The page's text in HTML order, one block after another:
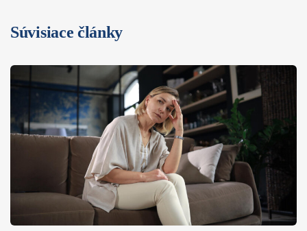
Súvisiace články